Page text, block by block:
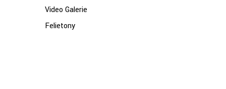
Video Galerie
Felietony